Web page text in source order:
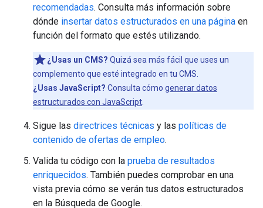
recomendadas. Consulta más información sobre
dónde insertar datos estructurados en una página en
función del formato que estés utilizando.
¿Usas un CMS? Quizá sea más fácil que uses un
complemento que esté integrado en tu CMS.
¿Usas JavaScript? Consulta cómo generar datos
estructurados con JavaScript
Sigue las directrices técnicas y las políticas de
contenido de ofertas de empleo.
Valida tu código con la prueba de resultados
enriquecidos. También puedes comprobar en una
vista previa cómo se verán tus datos estructurados
en la Búsqueda de Google.